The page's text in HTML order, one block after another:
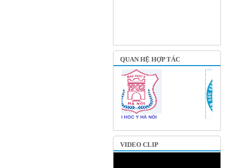
QUAN HỆ HỢP TÁC
VIDEO CLIP